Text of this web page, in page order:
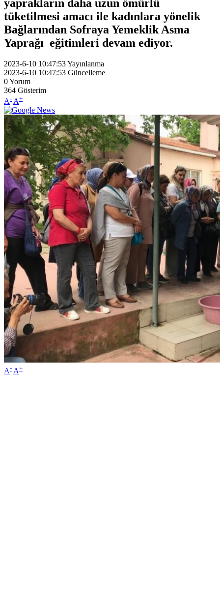
yaprakların daha uzun ömürlü
tüketilmesi amacı ile kadınlara yönelik
Bağlarından Sofraya Yemeklik Asma
Yaprağı eğitimleri devam ediyor.
2023-6-10 10:47:53Yayınlanma
2023-6-10 10:47:53 Güncelleme
0Yorum
364 Gösterim
A- A+
A- A+